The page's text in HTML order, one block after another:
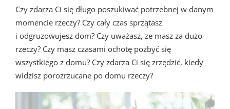
Czy zdarza Ci się długo poszukiwać potrzebnej w danym
momencie rzeczy? Czy cały czas sprzątasz
i odgruzowujesz dom? Czy uważasz, ze masz za dużo
rzeczy? Czy masz czasami ochotę pozbyć się
wszystkiego z domu? Czy zdarza Ci się zrzędzić, kiedy
widzisz porozrzucane po domu rzeczy?